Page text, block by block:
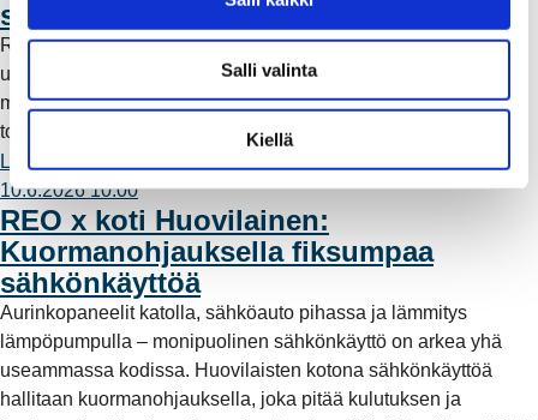
a
l
i
n
t
a
Salli valinta
Kiellä
saaristoon
Rauman Energia on vahvistanut saariston sähköverkkoa
uudella maa- ja merikaapeliyhteydellä. Työn myötä alueelle
muodostuu rengasverkkoyhteys, joka parantaa sähkönjakelun
toimintavarmuutta ja vähentää myrskyille alttiita ilmalinjoja.
Lue lisää
10.6.2026 10:00
REO x koti Huovilainen:
Kuormanohjauksella fiksumpaa
sähkönkäyttöä
Aurinkopaneelit katolla, sähköauto pihassa ja lämmitys
lämpöpumpulla – monipuolinen sähkönkäyttö on arkea yhä
useammassa kodissa. Huovilaisten kotona sähkönkäyttöä
hallitaan kuormanohjauksella, joka pitää kulutuksen ja